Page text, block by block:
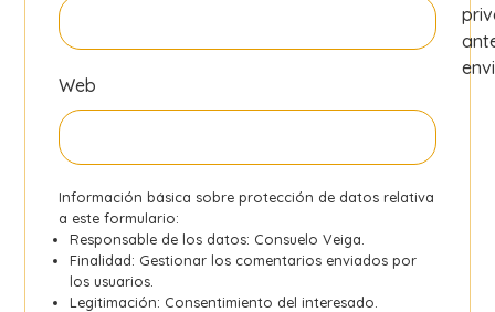
Web
Información básica sobre protección de datos relativa
a este formulario:
Responsable de los datos: Consuelo Veiga.
Finalidad: Gestionar los comentarios enviados por
los usuarios.
Legitimación: Consentimiento del interesado.